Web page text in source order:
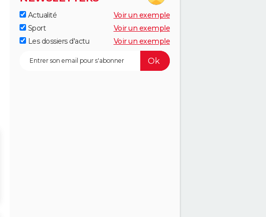
Actualité
Voir un exemple
Sport
Voir un exemple
Les dossiers d'actu
Voir un exemple